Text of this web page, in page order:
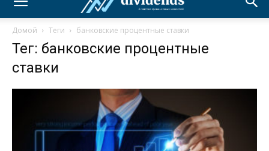
Домой Теги банковские процентные ставки
Тег: банковские процентные
ставки